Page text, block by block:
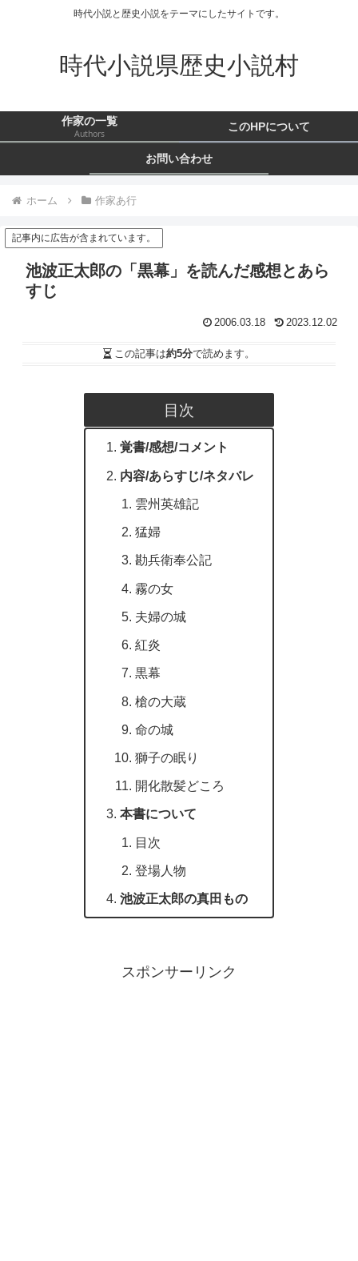
時代小説と歴史小説をテーマにしたサイトです。
時代小説県歴史小説村
作家の一覧
Authors
このHPについて
お問い合わせ
ホーム 作家あ行
記事内に広告が含まれています。
池波正太郎の「黒幕」を読んだ感想とあら
すじ
2006.03.18 2023.12.02
この記事は約5分で読めます。
目次
覚書/感想/コメント
内容/あらすじ/ネタバレ
雲州英雄記
猛婦
勘兵衛奉公記
霧の女
夫婦の城
紅炎
黒幕
槍の大蔵
命の城
獅子の眠り
開化散髪どころ
本書について
目次
登場人物
池波正太郎の真田もの
スポンサーリンク